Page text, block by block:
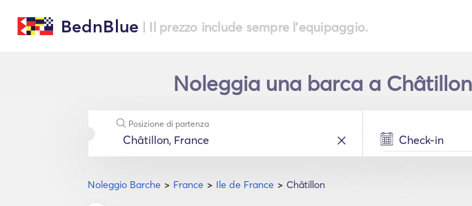
BednBlue | Il prezzo include sempre l'equipaggio.
Noleggia una barca a
Noleggio Barche France Ile de France Châtillon
Posizione di partenza